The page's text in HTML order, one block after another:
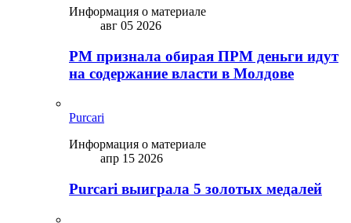
Информация о материале
авг 05 2026
PM признала обирая ПРМ деньги идут
на содержание власти в Молдове
Purcari
Информация о материале
апр 15 2026
Purcari выиграла 5 золотых медалей